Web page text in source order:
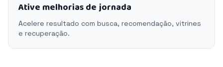
Ative melhorias de jornada
Acelere resultado com busca, recomendação, vitrines
e recuperação.